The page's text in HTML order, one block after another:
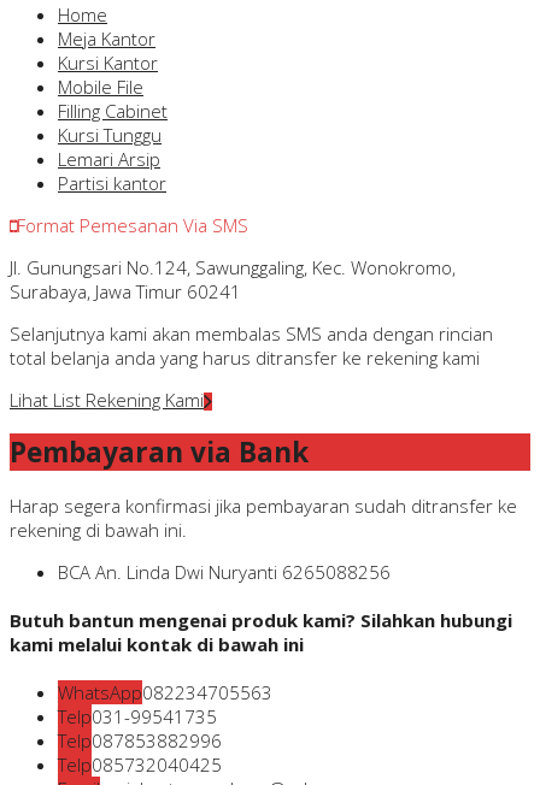
Home
Meja Kantor
Kursi Kantor
Mobile File
Filling Cabinet
Kursi Tunggu
Lemari Arsip
Partisi kantor
Format Pemesanan Via SMS
Jl. Gunungsari No.124, Sawunggaling, Kec. Wonokromo,
Surabaya, Jawa Timur 60241
Selanjutnya kami akan membalas SMS anda dengan rincian
total belanja anda yang harus ditransfer ke rekening kami
Lihat List Rekening Kami
Pembayaran via Bank
Harap segera konfirmasi jika pembayaran sudah ditransfer ke
rekening di bawah ini.
BCA An. Linda Dwi Nuryanti 6265088256
Butuh bantun mengenai produk kami? Silahkan hubungi
kami melalui kontak di bawah ini
WhatsApp082234705563
Telp031-99541735
Telp087853882996
Telp085732040425